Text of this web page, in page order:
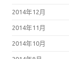
2014年12月
2014年11月
2014年10月